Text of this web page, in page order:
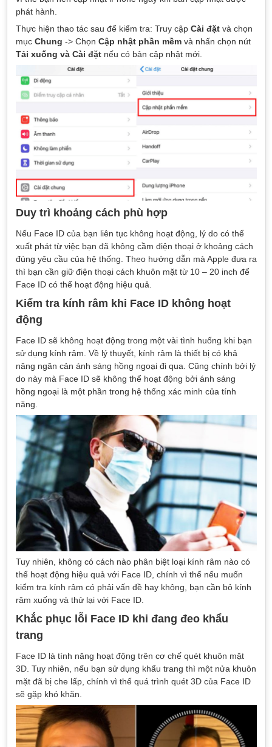
phát hành.
Thực hiện thao tác sau để kiểm tra: Truy cậpCài đặtvà chọn
mục Chung -> Chọn Cập nhật phần mềmvà nhấn chọn nút
Tải xuống và Cài đặtnếu có bản cập nhật mới.
Duy trì khoảng cách phù hợp
Nếu Face ID của bạn liên tục không hoạt động, lý do có thể
xuất phát từ việc bạn đã không cầm điện thoại ở khoảng cách
đúng yêu cầu của hệ thống. Theo hướng dẫn mà Apple đưa ra
thì bạn cần giữ điện thoại cách khuôn mặt từ 10 – 20 inch để
Face ID có thể hoạt động hiệu quả.
Kiểm tra kính râm khi Face ID không hoạt
động
Face ID sẽ không hoạt động trong một vài tình huống khi bạn
sử dụng kính râm. Về lý thuyết, kính râm là thiết bị có khả
năng ngăn cản ánh sáng hồng ngoại đi qua. Cũng chính bởi lý
do này mà Face ID sẽ không thể hoạt động bởi ánh sáng
hồng ngoại là một phần trong hệ thống xác minh của tính
năng.
Tuy nhiên, không có cách nào phân biệt loại kính râm nào có
thể hoạt động hiệu quả với Face ID, chính vì thế nếu muốn
kiểm tra kính râm có phải vấn đề hay không, bạn cần bỏ kính
râm xuống và thử lại với Face ID.
Khắc phục lỗi Face ID khi đang đeo khẩu
trang
Face ID là tính năng hoạt động trên cơ chế quét khuôn mặt
3D. Tuy nhiên, nếu bạn sử dụng khẩu trang thì một nửa khuôn
mặt đã bị che lấp, chính vì thế quá trình quét 3D của Face ID
sẽ gặp khó khăn.